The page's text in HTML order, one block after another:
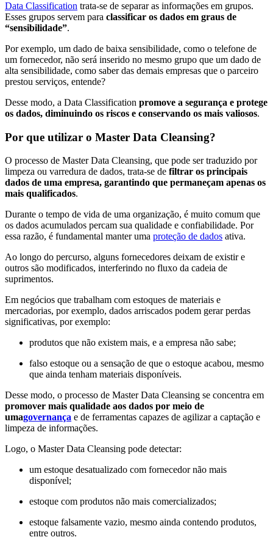
Data Classification trata-se de separar as informações em grupos.
Esses grupos servem para classificar os dados em graus de
“sensibilidade”.
Por exemplo, um dado de baixa sensibilidade, como o telefone de
um fornecedor, não será inserido no mesmo grupo que um dado de
alta sensibilidade, como saber das demais empresas que o parceiro
prestou serviços, entende?
Desse modo, a Data Classification promove a segurança e protege
os dados, diminuindo os riscos e conservando os mais valiosos.
Por que utilizar o Master Data Cleansing?
O processo de Master Data Cleansing, que pode ser traduzido por
limpeza ou varredura de dados, trata-se de filtrar os principais
dados de uma empresa, garantindo que permaneçam apenas os
mais qualificados.
Durante o tempo de vida de uma organização, é muito comum que
os dados acumulados percam sua qualidade e confiabilidade. Por
essa razão, é fundamental manter uma proteção de dados ativa.
Ao longo do percurso, alguns fornecedores deixam de existir e
outros são modificados, interferindo no fluxo da cadeia de
suprimentos.
Em negócios que trabalham com estoques de materiais e
mercadorias, por exemplo, dados arriscados podem gerar perdas
significativas, por exemplo:
produtos que não existem mais, e a empresa não sabe;
falso estoque ou a sensação de que o estoque acabou, mesmo
que ainda tenham materiais disponíveis.
Desse modo, o processo de Master Data Cleansing se concentra em
promover mais qualidade aos dados por meio de
umagovernança e de ferramentas capazes de agilizar a captação e
limpeza de informações.
Logo, o Master Data Cleansing pode detectar:
um estoque desatualizado com fornecedor não mais
disponível;
estoque com produtos não mais comercializados;
estoque falsamente vazio, mesmo ainda contendo produtos,
entre outros.